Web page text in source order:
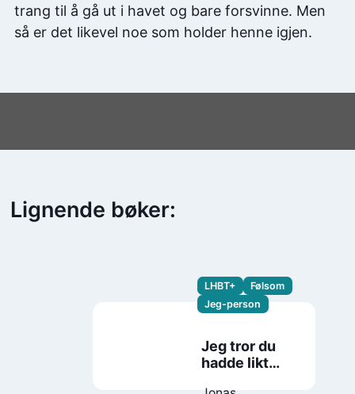
trang til å gå ut i havet og bare forsvinne. Men
så er det likevel noe som holder henne igjen.
Lignende bøker:
LHBT+
Følsom
Jeg-person
Jeg tror du
hadde likt